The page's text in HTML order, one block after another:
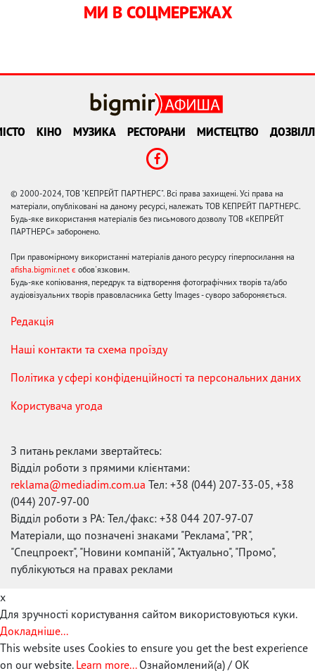
МИ В СОЦМЕРЕЖАХ
КІНО МУЗИКА РЕСТОРАНИ МИСТЕЦТВО
© 2000-2024, ТОВ "КЕПРЕЙТ ПАРТНЕРС". Всі права захищені. Усі права на
матеріали, опубліковані на даному ресурсі, належать ТОВ КЕПРЕЙТ ПАРТНЕРС.
Будь-яке використання матеріалів без письмового дозволу ТОВ «КЕПРЕЙТ
ПАРТНЕРС» заборонено.
При правомірному використанні матеріалів даного ресурсу гіперпосилання на
afisha.bigmir.net є обов'язковим.
Будь-яке копіювання, передрук та відтворення фотографічних творів та/або
аудіовізуальних творів правовласника Getty Images - суворо забороняється.
Редакція
Наші контакти та схема проїзду
Політика у сфері конфіденційності та персональних даних
Користувача угода
З питань реклами звертайтесь:
Відділ роботи з прямими клієнтами:
reklama@mediadim.com.ua Тел: +38 (044) 207-33-05, +38
(044) 207-97-00
Відділ роботи з РА: Тел./факс: +38 044 207-97-07
Матеріали, що позначені знаками "Реклама", "PR",
"Спецпроект", "Новини компаній", "Актуально", "Промо",
публікуються на правах реклами
x
Для зручності користування сайтом використовуються куки.
Докладніше...
This website uses Cookies to ensure you get the best experience
on our website. Learn more... Ознайомлений(а) / OK